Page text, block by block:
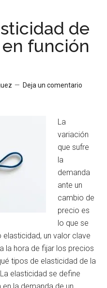
pueden
afectar
a
de
de
función
Deja un comentario
La
variación
que sufre
la
demanda
ante un
cambio de
precio es
lo que se
un valor clave
la hora de fijar los precios
tipos de elasticidad de la
elasticidad se define